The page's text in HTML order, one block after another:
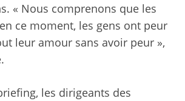
« Nous comprenons que les
ce moment, les gens ont peur
leur amour sans avoir peur »,
les dirigeants des